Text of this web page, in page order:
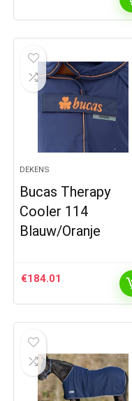
DEKENS
Bucas Therapy
Cooler 114
Blauw/Oranje
€184.01